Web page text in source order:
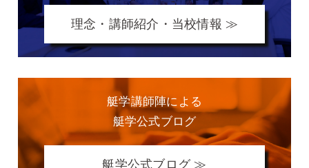
理念・講師紹介・当校情報 ≫
艇学講師陣による
艇学公式ブログ
艇学公式ブログ ≫